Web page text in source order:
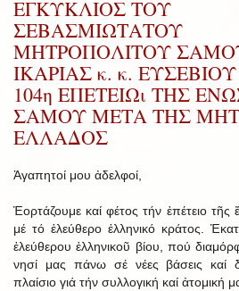
ΕΓΚΥΚΛΙΟΣ ΤΟΥ
ΣΕΒΑΣΜΙΩΤΑΤΟΥ
ΜΗΤΡΟΠΟΛΙΤΟΥ
ΙΚΑΡΙΑΣ κ. κ. ΕΥΣΕΒΙΟΥ
104η ΕΠΕΤΕΙΩι ΤΗΣ
ΣΑΜΟΥ ΜΕΤΑ ΤΗΣ
ΕΛΛΑΔΟΣ
Ἀγαπητοί μου ἀδελφοί,
Ἑορτάζουμε καί φέτος τήν ἐπέτειο
μέ τό ἐλεύθερο ἑλληνικό κράτος.
ἐλεύθερου ἑλληνικοῦ βίου, πού
νησί μας πάνω σέ νέες βάσεις καί
πλαίσιο γιά τήν συλλογική καί ἀτομική